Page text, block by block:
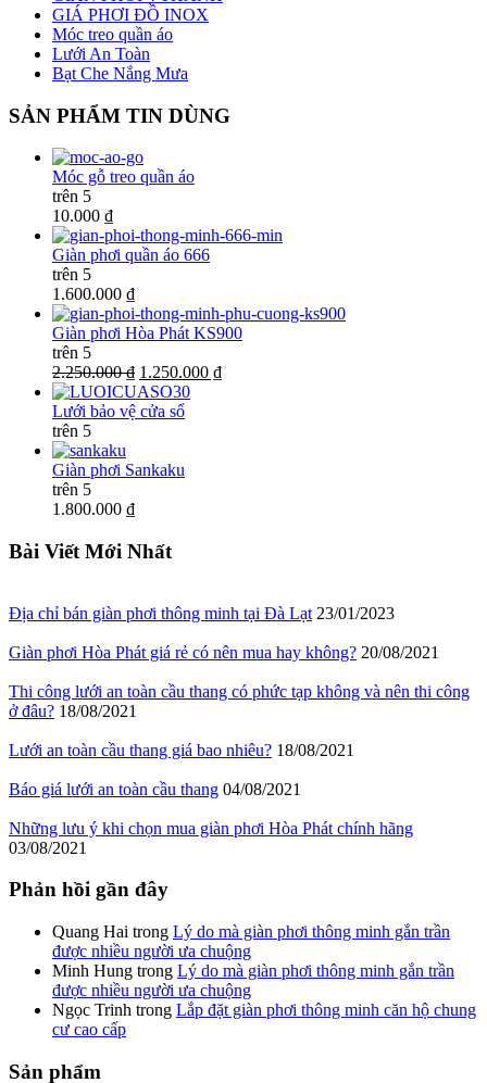
GIÁ PHƠI ĐỒ INOX
Móc treo quần áo
Lưới An Toàn
Bạt Che Nắng Mưa
SẢN PHẨM TIN DÙNG
Móc gỗ treo quần áo
trên 5
10.000 ₫
Giàn phơi quần áo 666
trên 5
1.600.000 ₫
Giàn phơi Hòa Phát KS900
trên 5
2.250.000 ₫ 1.250.000 ₫
Lưới bảo vệ cửa sổ
trên 5
Giàn phơi Sankaku
trên 5
1.800.000 ₫
Bài Viết Mới Nhất
Địa chỉ bán giàn phơi thông minh tại Đà Lạt 23/01/2023
Giàn phơi Hòa Phát giá rẻ có nên mua hay không? 20/08/2021
Thi công lưới an toàn cầu thang có phức tạp không và nên thi công
ở đâu? 18/08/2021
Lưới an toàn cầu thang giá bao nhiêu? 18/08/2021
Báo giá lưới an toàn cầu thang 04/08/2021
Những lưu ý khi chọn mua giàn phơi Hòa Phát chính hãng
03/08/2021
Phản hồi gần đây
Quang Hai trong Lý do mà giàn phơi thông minh gắn trần
được nhiều người ưa chuộng
Minh Hung trong Lý do mà giàn phơi thông minh gắn trần
được nhiều người ưa chuộng
Ngọc Trinh trong Lắp đặt giàn phơi thông minh căn hộ chung
cư cao cấp
Sản phẩm